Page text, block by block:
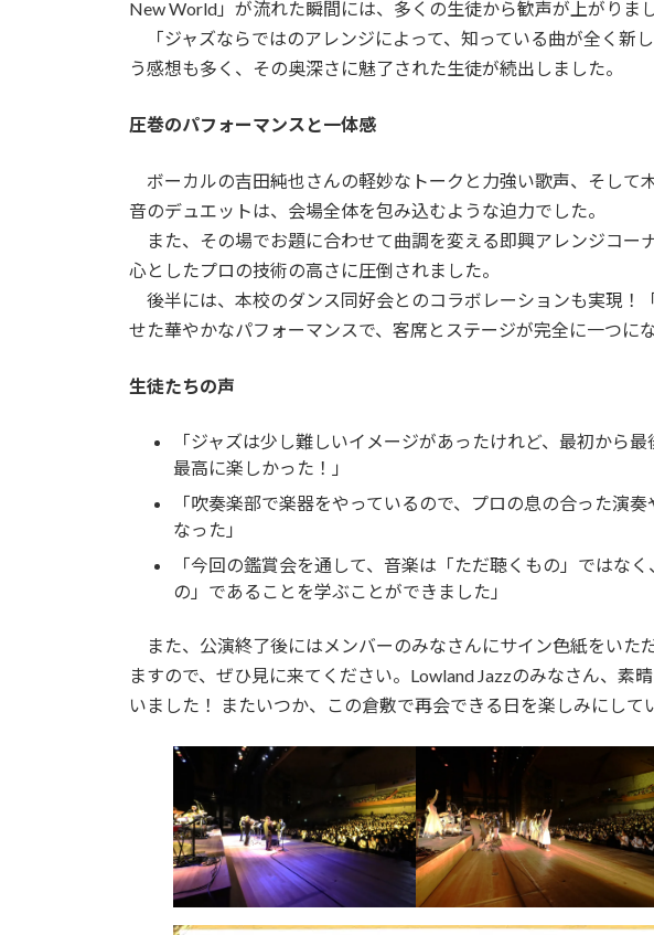
New World」が流れた瞬間には、多くの生徒から歓声が上がりまし
「ジャズならではのアレンジによって、知っている曲が全く新
う感想も多く、その奥深さに魅了された生徒が続出しました。
圧巻のパフォーマンスと一体感
ボーカルの吉田純也さんの軽妙なトークと力強い歌声、そして
音のデュエットは、会場全体を包み込むような迫力でした。
また、その場でお題に合わせて曲調を変える即興アレンジコー
心としたプロの技術の高さに圧倒されました。
後半には、本校のダンス同好会とのコラボレーションも実現！
せた華やかなパフォーマンスで、客席とステージが完全に一つにな
生徒たちの声
「ジャズは少し難しいイメージがあったけれど、最初から
最高に楽しかった！」
「吹奏楽部で楽器をやっているので、プロの息の合った演
なった」
「今回の鑑賞会を通して、音楽は「ただ聴くもの」ではな
の」であることを学ぶことができました」
また、公演終了後にはメンバーのみなさんにサイン色紙をいた
ますので、ぜひ見に来てください。Lowland Jazzのみなさん、素
いました！ またいつか、この倉敷で再会できる日を楽しみにして